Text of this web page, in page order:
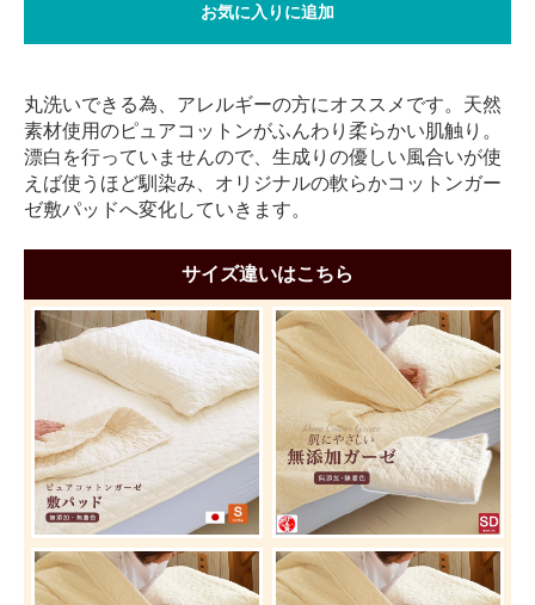
お気に入りに追加
丸洗いできる為、アレルギーの方にオススメです。天然
素材使用のピュアコットンがふんわり柔らかい肌触り。
漂白を行っていませんので、生成りの優しい風合いが使
えば使うほど馴染み、オリジナルの軟らかコットンガー
ゼ敷パッドへ変化していきます。
サイズ違いはこちら